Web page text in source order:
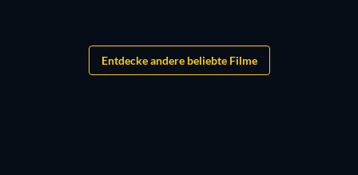
Entdecke andere beliebte Filme